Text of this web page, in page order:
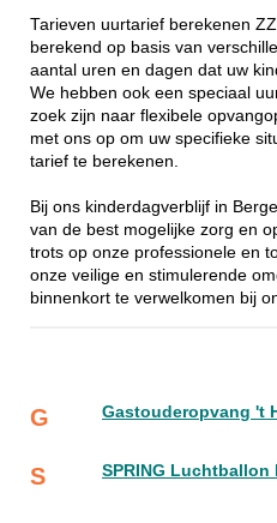
Tarieven uurtarief berekenen
berekend op basis van
aantal uren en dagen dat uw
We hebben ook een speciaal
zoek zijn naar flexibele
met ons op om uw specifieke
tarief te berekenen.
Bij ons kinderdagverblijf in
van de best mogelijke zorg en
trots op onze professionele en
onze veilige en stimulerende
binnenkort te verwelkomen bij
G Gastouderopvang 't
S SPRING Luchtballon